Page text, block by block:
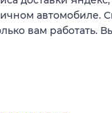
автомобиле.
вам работать.